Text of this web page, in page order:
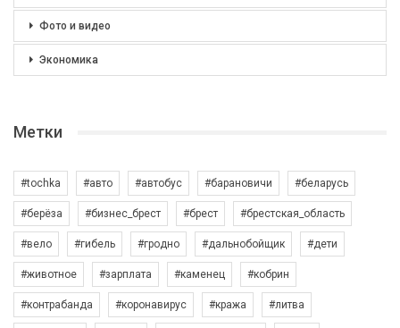
Фото и видео
Экономика
Метки
#tochka #авто #автобус #барановичи #беларусь
#берёза #бизнес_брест #брест #брестская_область
#вело #гибель #гродно #дальнобойщик #дети
#животное #зарплата #каменец #кобрин
#контрабанда #коронавирус #кража #литва